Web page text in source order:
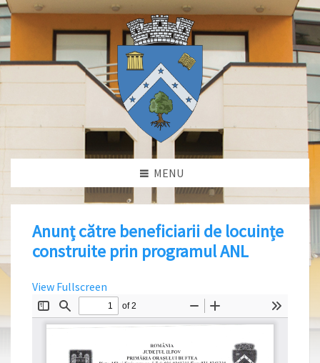
MENU
Anunț către beneficiarii de locuințe
construite prin programul ANL
View Fullscreen